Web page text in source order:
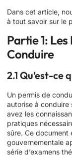
Dans cet article,
à tout savoir sur le
Partie 1:
Conduire
2.1 Qu’est-ce
Un permis de
autorise à conduire
avez les
pratiques
sûre. Ce document
gouvernementale
série d’examens